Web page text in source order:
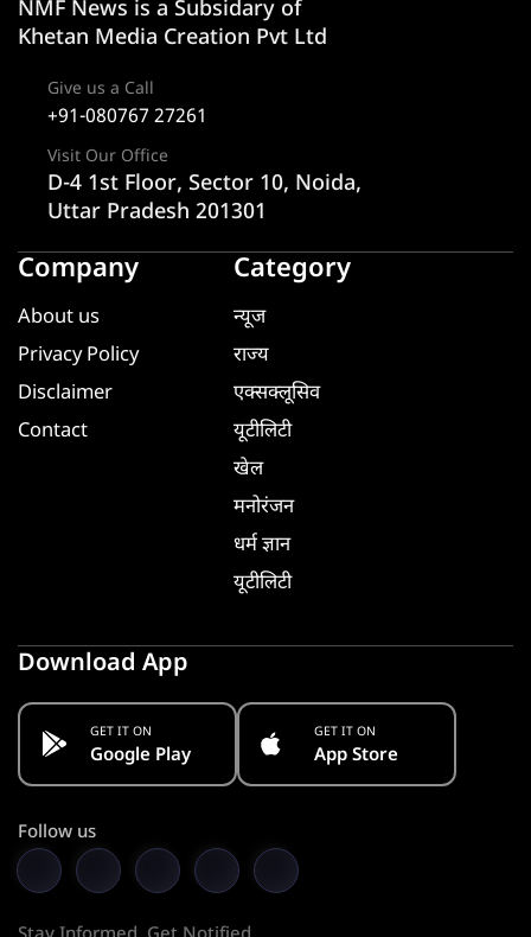
NMF News is a Subsidary of
Khetan Media Creation Pvt Ltd
Give us a Call
+91-080767 27261
Visit Our Office
D-4 1st Floor, Sector 10, Noida,
Uttar Pradesh 201301
Company
About us
Privacy Policy
Disclaimer
Contact
Category
न्यूज
राज्य
एक्सक्लूसिव
यूटीलिटी
खेल
मनोरंजन
धर्म ज्ञान
यूटीलिटी
Download App
GET IT ON
Google Play
GET IT ON
App Store
Follow us